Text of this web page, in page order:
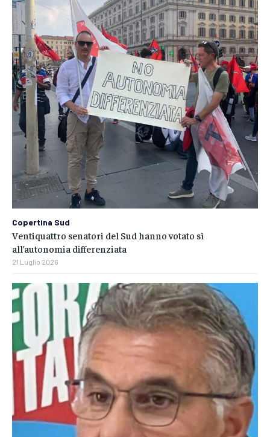
Copertina Sud
Ventiquattro senatori del Sud hanno votato sì
all’autonomia differenziata
21 Luglio 2026